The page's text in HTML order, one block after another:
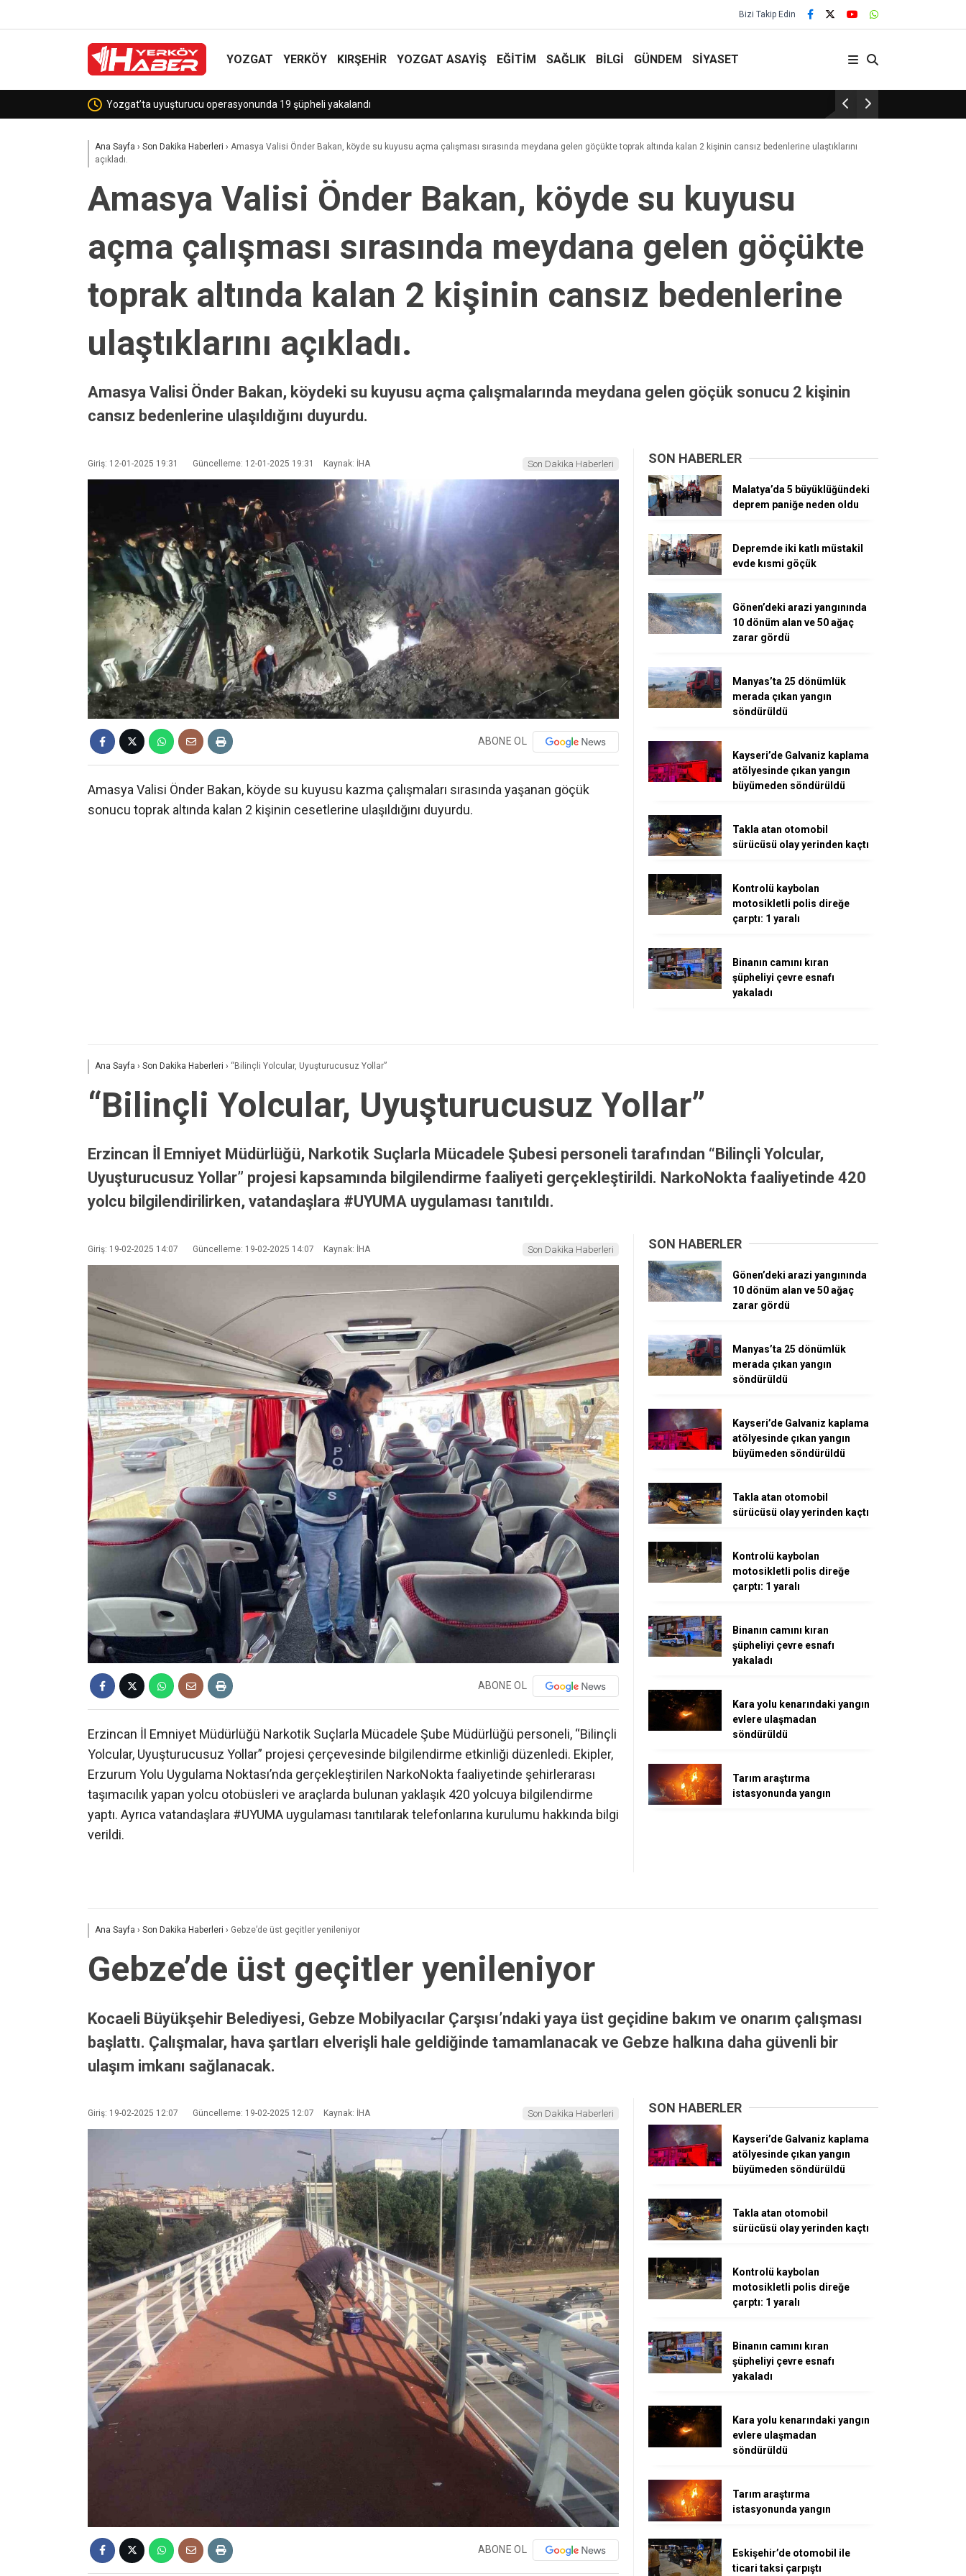
Bizi Takip Edin
YOZGAT YERKÖY KIRŞEHİR YOZGAT ASAYIŞ EĞİTİM SAĞLIK BİLGİ GÜNDEM SİYASET
Sekili Köyü’ne Okul Müjdesi! 29 Yıllık Gelenek
Ana Sayfa › Son Dakika Haberleri › Amasya Valisi Önder Bakan, köyde su kuyusu açma çalışması sırasında meydana gelen göçükte toprak altında kalan 2 kişinin cansız bedenlerine ulaştıklarını
açıkladı.
Amasya Valisi Önder Bakan, köyde su kuyusu
açma çalışması sırasında meydana gelen göçükte
toprak altında kalan 2 kişinin cansız bedenlerine
ulaştıklarını açıkladı.
Amasya Valisi Önder Bakan, köydeki su kuyusu açma çalışmalarında meydana gelen göçük sonucu 2 kişinin
cansız bedenlerine ulaşıldığını duyurdu.
Giriş: 12-01-2025 19:31 Güncelleme: 12-01-2025 19:31 Kaynak: İHA Son Dakika Haberleri
ABONE OL
Amasya Valisi Önder Bakan, köyde su kuyusu kazma çalışmaları sırasında yaşanan göçük
sonucu toprak altında kalan 2 kişinin cesetlerine ulaşıldığını duyurdu.
SON HABERLER
Malatya’da 5 büyüklüğündeki
deprem paniğe neden oldu
Depremde iki katlı müstakil
evde kısmi göçük
Gönen’deki arazi yangınında
10 dönüm alan ve 50 ağaç
zarar gördü
Manyas’ta 25 dönümlük
merada çıkan yangın
söndürüldü
Kayseri’de Galvaniz kaplama
atölyesinde çıkan yangın
büyümeden söndürüldü
Takla atan otomobil
sürücüsü olay yerinden kaçtı
Kontrolü kaybolan
motosikletli polis direğe
çarptı: 1 yaralı
Binanın camını kıran
şüpheliyi çevre esnafı
yakaladı
Ana Sayfa › Son Dakika Haberleri › “Bilinçli Yolcular, Uyuşturucusuz Yollar”
“Bilinçli Yolcular, Uyuşturucusuz Yollar”
Erzincan İl Emniyet Müdürlüğü, Narkotik Suçlarla Mücadele Şubesi personeli tarafından “Bilinçli Yolcular,
Uyuşturucusuz Yollar” projesi kapsamında bilgilendirme faaliyeti gerçekleştirildi. NarkoNokta faaliyetinde 420
yolcu bilgilendirilirken, vatandaşlara #UYUMA uygulaması tanıtıldı.
Giriş: 19-02-2025 14:07 Güncelleme: 19-02-2025 14:07 Kaynak: İHA Son Dakika Haberleri
ABONE OL
Erzincan İl Emniyet Müdürlüğü Narkotik Suçlarla Mücadele Şube Müdürlüğü personeli, “Bilinçli
Yolcular, Uyuşturucusuz Yollar” projesi çerçevesinde bilgilendirme etkinliği düzenledi. Ekipler,
Erzurum Yolu Uygulama Noktası’nda gerçekleştirilen NarkoNokta faaliyetinde şehirlerarası
taşımacılık yapan yolcu otobüsleri ve araçlarda bulunan yaklaşık 420 yolcuya bilgilendirme
yaptı. Ayrıca vatandaşlara #UYUMA uygulaması tanıtılarak telefonlarına kurulumu hakkında bilgi
verildi.
SON HABERLER
Gönen’deki arazi yangınında
10 dönüm alan ve 50 ağaç
zarar gördü
Manyas’ta 25 dönümlük
merada çıkan yangın
söndürüldü
Kayseri’de Galvaniz kaplama
atölyesinde çıkan yangın
büyümeden söndürüldü
Takla atan otomobil
sürücüsü olay yerinden kaçtı
Kontrolü kaybolan
motosikletli polis direğe
çarptı: 1 yaralı
Binanın camını kıran
şüpheliyi çevre esnafı
yakaladı
Kara yolu kenarındaki yangın
evlere ulaşmadan
söndürüldü
Tarım araştırma
istasyonunda yangın
Ana Sayfa › Son Dakika Haberleri › Gebze’de üst geçitler yenileniyor
Gebze’de üst geçitler yenileniyor
Kocaeli Büyükşehir Belediyesi, Gebze Mobilyacılar Çarşısı’ndaki yaya üst geçidine bakım ve onarım çalışması
başlattı. Çalışmalar, hava şartları elverişli hale geldiğinde tamamlanacak ve Gebze halkına daha güvenli bir
ulaşım imkanı sağlanacak.
Giriş: 19-02-2025 12:07 Güncelleme: 19-02-2025 12:07 Kaynak: İHA Son Dakika Haberleri
ABONE OL
SON HABERLER
Kayseri’de Galvaniz kaplama
atölyesinde çıkan yangın
büyümeden söndürüldü
Takla atan otomobil
sürücüsü olay yerinden kaçtı
Kontrolü kaybolan
motosikletli polis direğe
çarptı: 1 yaralı
Binanın camını kıran
şüpheliyi çevre esnafı
yakaladı
Kara yolu kenarındaki yangın
evlere ulaşmadan
söndürüldü
Tarım araştırma
istasyonunda yangın
Eskişehir’de otomobil ile
ticari taksi çarpıştı